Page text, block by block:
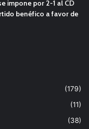
impone por 2-1 al CD
benéfico a favor de
(179)
(11)
(38)